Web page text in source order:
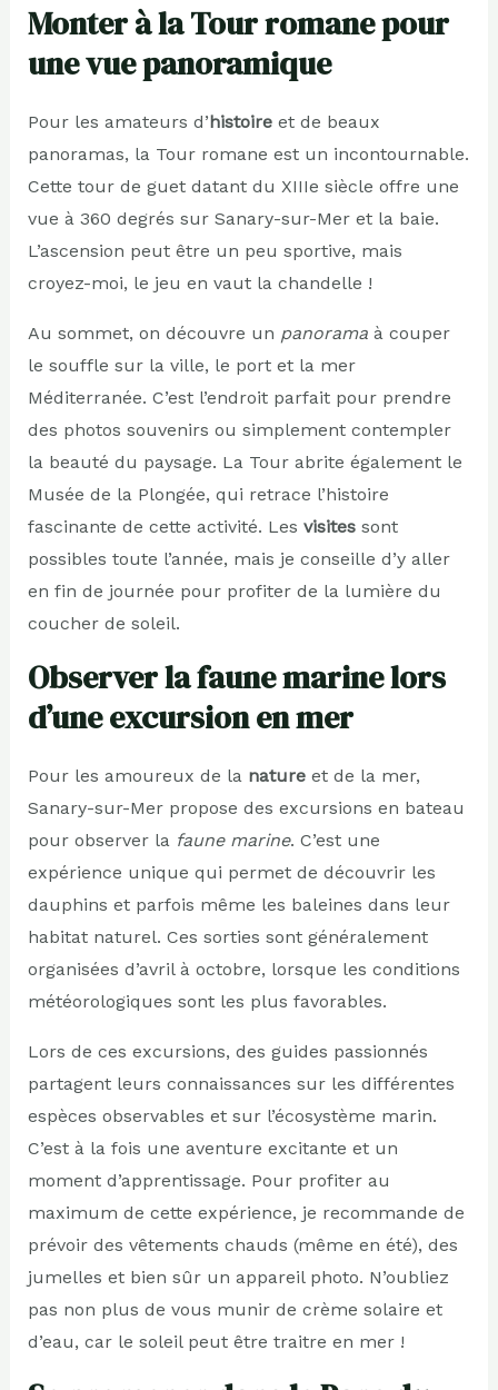
Monter à la Tour romane pour
une vue panoramique
Pour les amateurs d’histoireet de beaux
panoramas, la Tour romane est un incontournable.
Cette tour de guet datant du XIIIe siècle offre une
vue à 360 degrés sur Sanary-sur-Mer et la baie.
L’ascension peut être un peu sportive, mais
croyez-moi, le jeu en vaut la chandelle !
Au sommet, on découvre un panoramaà couper
le souffle sur la ville, le port et la mer
Méditerranée. C’est l’endroit parfait pour prendre
des photos souvenirs ou simplement contempler
la beauté du paysage. La Tour abrite également le
Musée de la Plongée, qui retrace l’histoire
fascinante de cette activité. Les visitessont
possibles toute l’année, mais je conseille d’y aller
en fin de journée pour profiter de la lumière du
coucher de soleil.
Observer la faune marine lors
d’une excursion en mer
Pour les amoureux de la natureet de la mer,
Sanary-sur-Mer propose des excursions en bateau
pour observer la faune marine. C’est une
expérience unique qui permet de découvrir les
dauphins et parfois même les baleines dans leur
habitat naturel. Ces sorties sont généralement
organisées d’avril à octobre, lorsque les conditions
météorologiques sont les plus favorables.
Lors de ces excursions, des guides passionnés
partagent leurs connaissances sur les différentes
espèces observables et sur l’écosystème marin.
C’est à la fois une aventure excitante et un
moment d’apprentissage. Pour profiter au
maximum de cette expérience, je recommande de
prévoir des vêtements chauds (même en été), des
jumelles et bien sûr un appareil photo. N’oubliez
pas non plus de vous munir de crème solaire et
d’eau, car le soleil peut être traitre en mer !